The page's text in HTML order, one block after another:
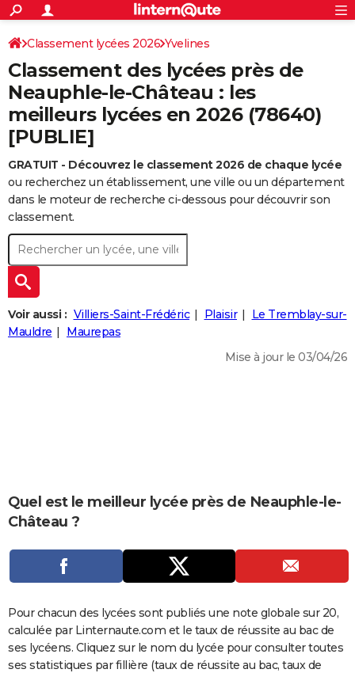
ACTUALITÉS
Politique
Société
Faits Divers
Education
Monde
Villes
+
SPORT
Coupe du monde 2026
Football
Tennis
Cyclisme
Rugby
Forum
Programme TV
TNT
Streaming
Cinéma
Sorties cinéma
Musique
+
FINANCE
Retraite
Impôts
Epargne
Immobilier
Risques naturels par ville
Banque
Assurance
Crédit
AUTO
Réserver un essai
Citadines
Berlines
Forum auto
HIGH-TECH
BRICOLAGE
Aménagement intérieur
Cuisine
Jardinage
+ WEEK-END
Guides de France
Escapades
Patrimoine
Expositions
Musées
Week-end nature
+
LIFESTYLE
SANTE
Alimentation
Guide de la santé
Maladies
Médicaments
Sommeil
+
Carte de Noël
Carte Bonne année
Carte Saint-Valentin
Carte Pâques
Carte d'anniversaire
DICTIONNAIRE
Dictionnaire
Biographies
Citations
Expressions
Proverbes
COPAINS D'AVANT
FORUM
Bricolage
Lifestyle
Culture
Television
Voyage
Cinema
S'inscrire
Connexion
Classement lycées 2026 Yvelines
Classement des lycées près de
Neauphle-le-Château : les
meilleurs lycées en 2026 (78640)
[PUBLIE]
GRATUIT - Découvrez le classement 2026 de chaque lycée
ou recherchez un établissement, une ville ou un département
dans le moteur de recherche ci-dessous pour découvrir son
classement.
Voir aussi : Villiers-Saint-Frédéric Plaisir
Le Tremblay-sur-
Mauldre
Maurepas
Mise à jour le 03/04/26
Quel est le meilleur lycée près de Neauphle-le-
Château ?
Pour chacun des lycées sont publiés une note globale sur 20,
calculée par Linternaute.com et le taux de réussite au bac de
ses lycéens. Cliquez sur le nom du lycée pour consulter toutes
ses statistiques par fillière (taux de réussite au bac, taux de